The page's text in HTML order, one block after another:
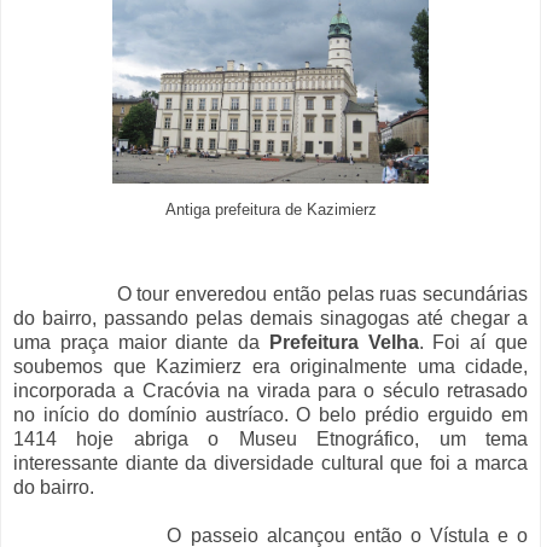
Antiga prefeitura de Kazimierz
O tour enveredou então pelas ruas secundárias
do bairro, passando pelas demais sinagogas até chegar a
uma praça maior diante da
Prefeitura Velha. Foi aí que
soubemos que Kazimierz era originalmente uma cidade,
incorporada a Cracóvia na virada para o século retrasado
no início do domínio austríaco. O belo prédio erguido em
1414 hoje abriga o Museu Etnográfico, um tema
interessante diante da diversidade cultural que foi a marca
do bairro.
O passeio alcançou então o Vístula e o